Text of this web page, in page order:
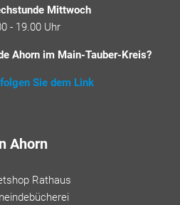
Mittwoch
- 19.00 Uhr
Ahorn im Main-Tauber-Kreis?
Sie dem Link
Ahorn
Rathaus